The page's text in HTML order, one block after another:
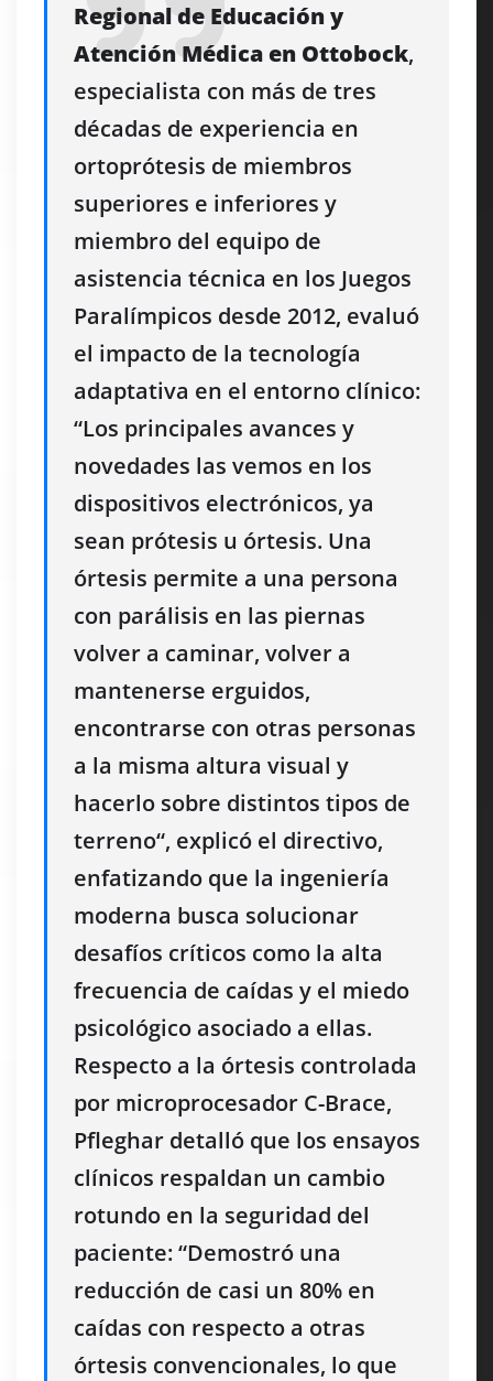
Regional de Educación y
Atención Médica en Ottobock,
especialista con más de tres
décadas de experiencia en
ortoprótesis de miembros
superiores e inferiores y
miembro del equipo de
asistencia técnica en los Juegos
Paralímpicos desde 2012, evaluó
el impacto de la tecnología
adaptativa en el entorno clínico:
“Los principales avances y
novedades las vemos en los
dispositivos electrónicos, ya
sean prótesis u órtesis. Una
órtesis permite a una persona
con parálisis en las piernas
volver a caminar, volver a
mantenerse erguidos,
encontrarse con otras personas
a la misma altura visual y
hacerlo sobre distintos tipos de
terreno“, explicó el directivo,
enfatizando que la ingeniería
moderna busca solucionar
desafíos críticos como la alta
frecuencia de caídas y el miedo
psicológico asociado a ellas.
Respecto a la órtesis controlada
por microprocesador C-Brace,
Pfleghar detalló que los ensayos
clínicos respaldan un cambio
rotundo en la seguridad del
paciente: “Demostró una
reducción de casi un 80% en
caídas con respecto a otras
órtesis convencionales, lo que